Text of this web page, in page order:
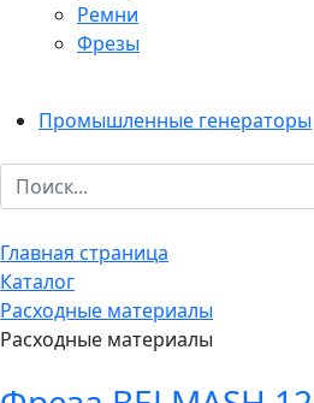
Ремни
Фрезы
Промышленные генераторы
Главная страница
Каталог
Расходные материалы
Расходные материалы